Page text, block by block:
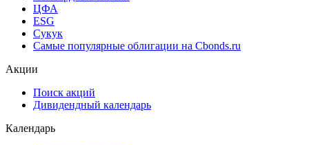
ЦФА
ESG
Сукук
Самые популярные облигации на Cbonds.ru
Акции
Поиск акций
Дивидендный календарь
Календарь